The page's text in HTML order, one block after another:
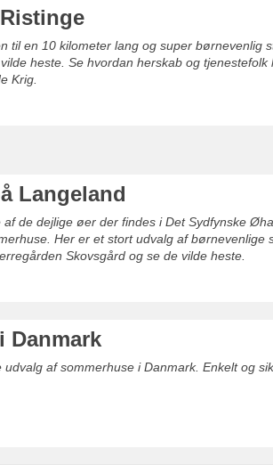
til en 10 kilometer lang og super børnevenlig
heste. Se hvordan herskab og
Krig.
Langeland
de dejlige øer der findes i Det Sydfynske
Her er et stort udvalg af
Skovsgård og se de vilde heste.
Danmark
af sommerhuse i Danmark. Enkelt og